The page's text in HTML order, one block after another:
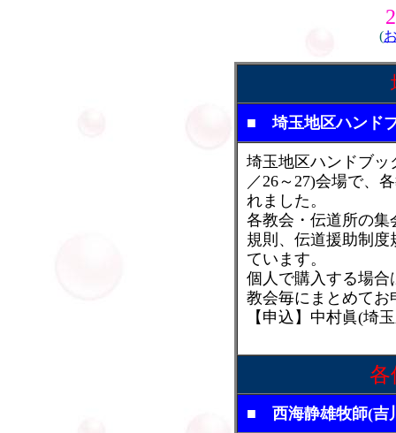
(
■ 埼玉地区ハンド
埼玉地区ハンドブッ
／26～27)会場で、
れました。
各教会・伝道所の
規則、伝道援助制
ています。
個人で購入する場合
教会毎にまとめてお
【申込】中村眞(
各
■ 西海静雄牧師(吉